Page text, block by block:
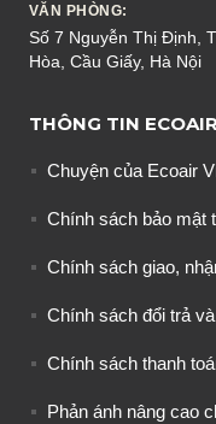
VĂN PHÒNG:
Số 7 Nguyễn Thị Định,
Hòa, Cầu Giấy, Hà Nội
THÔNG TIN ECOAIR
Chuyện của Ecoair
Chính sách bảo mật
Chính sách giao,
Chính sách đổi trả
Chính sách thanh
Phản ánh nâng cao